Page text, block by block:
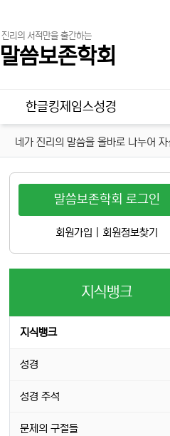
진리의 서적만을 출간하는
말씀보존학회
메인 메뉴
한글킹제임스성경
네가 진리의 말씀을 올바로 나누어
말씀보존학회 로그인
회원가입 회원정보찾기
지식뱅크
지식뱅크
성경
성경 주석
문제의 구절들